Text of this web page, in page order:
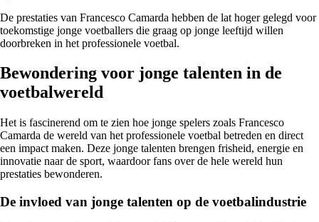
De prestaties van Francesco Camarda hebben de lat hoger gelegd voor
toekomstige jonge voetballers die graag op jonge leeftijd willen
doorbreken in het professionele voetbal.
Bewondering voor jonge talenten in de
voetbalwereld
Het is fascinerend om te zien hoe jonge spelers zoals Francesco
Camarda de wereld van het professionele voetbal betreden en direct
een impact maken. Deze jonge talenten brengen frisheid, energie en
innovatie naar de sport, waardoor fans over de hele wereld hun
prestaties bewonderen.
De invloed van jonge talenten op de voetbalindustrie